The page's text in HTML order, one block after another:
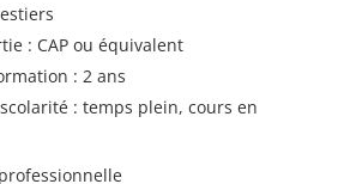
: CAP ou équivalent
: 2 ans
: temps plein, cours en